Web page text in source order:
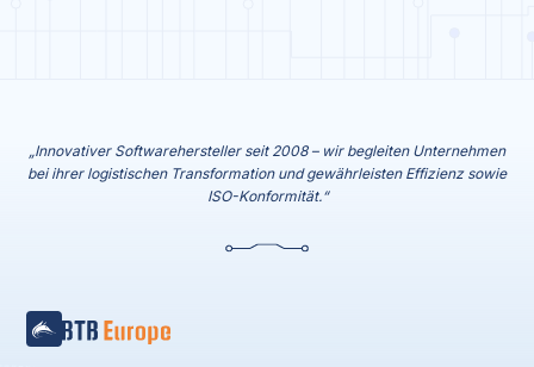
„Innovativer Softwarehersteller seit 2008 – wir begleiten Unternehmen
bei ihrer logistischen Transformation und gewährleisten Effizienz sowie
ISO-Konformität.“